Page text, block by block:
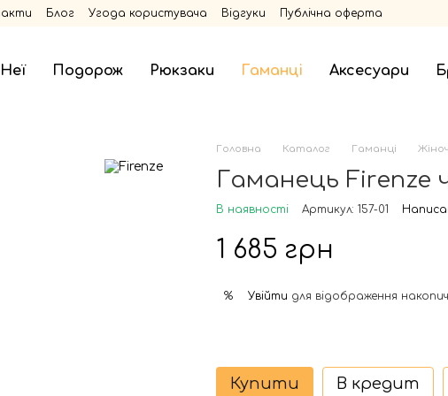
Блог Угода користувача Відгуки Публічна оферта
Подорож Рюкзаки Гаманці Аксесуари
Головна Каталог Гаманці
Гаманець Firenze
В наявності Артикул: 157-01
1 685 грн
% Увійти для відображення
Купити В кредит